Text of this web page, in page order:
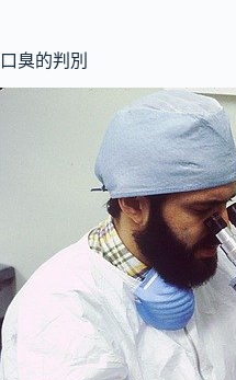
口臭的判別